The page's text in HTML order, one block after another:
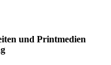
und Printmedien